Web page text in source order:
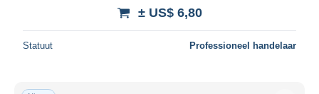
± US$ 6,80
Statuut Professioneel handelaar